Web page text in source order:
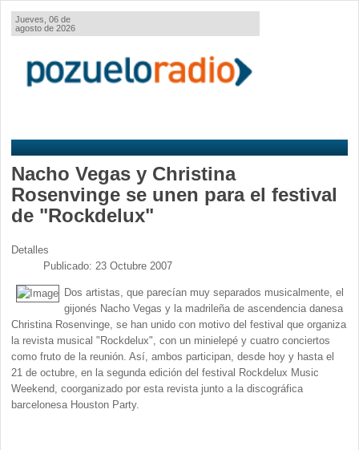
Jueves, 06 de
agosto de 2026
Nacho Vegas y Christina
Rosenvinge se unen para el festival
de "Rockdelux"
Detalles
Publicado: 23 Octubre 2007
Dos artistas, que parecían muy separados musicalmente, el
gijonés Nacho Vegas y la madrileña de ascendencia danesa
Christina Rosenvinge, se han unido con motivo del festival que organiza
la revista musical "Rockdelux", con un minielepé y cuatro conciertos
como fruto de la reunión. Así, ambos participan, desde hoy y hasta el
21 de octubre, en la segunda edición del festival Rockdelux Music
Weekend, coorganizado por esta revista junto a la discográfica
barcelonesa Houston Party.